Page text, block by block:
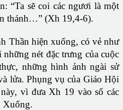
“Ta sẽ coi các ngươi là một
thánh…” (Xh 19,4-6).
Thần hiện xuống, có vẻ như
nét đặc trưng của cuộc
những hình ảnh ngài sử
lửa. Phụng vụ của Giáo Hội
vì đưa Xh 19 vào số các
Xuống.